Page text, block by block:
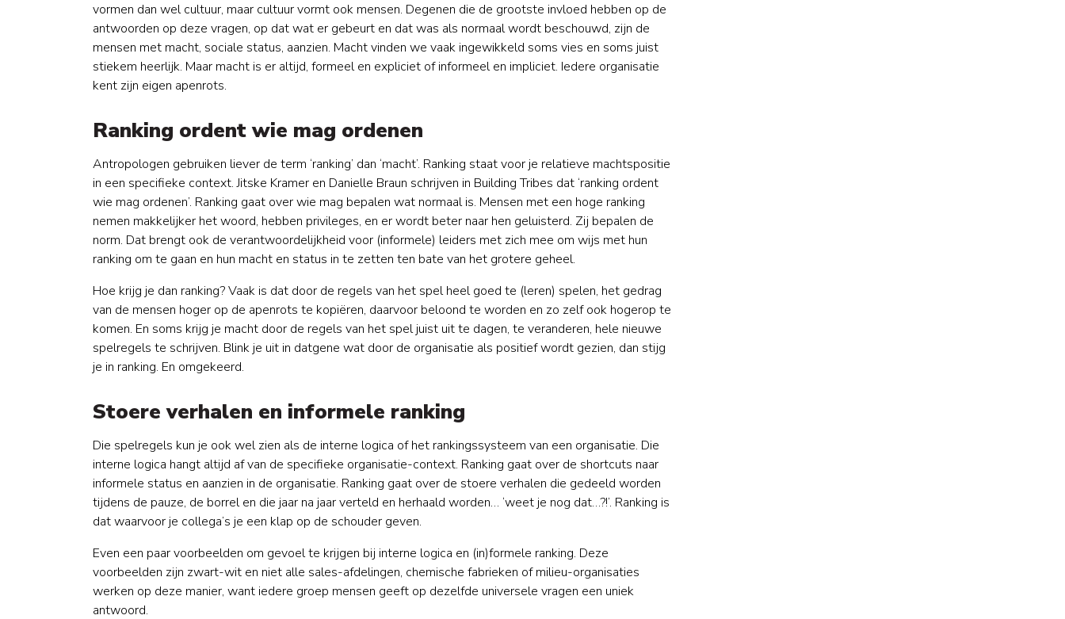
vormen dan wel cultuur, maar cultuur vormt ook mensen. Degenen die de grootste invloed hebben op de
antwoorden op deze vragen, op dat wat er gebeurt en dat was als normaal wordt beschouwd, zijn de
mensen met macht, sociale status, aanzien. Macht vinden we vaak ingewikkeld soms vies en soms juist
stiekem heerlijk. Maar macht is er altijd, formeel en expliciet of informeel en impliciet. Iedere organisatie
kent zijn eigen apenrots.
Ranking ordent wie mag ordenen
Antropologen gebruiken liever de term ‘ranking’ dan ‘macht’. Ranking staat voor je relatieve machtspositie
in een specifieke context. Jitske Kramer en Danielle Braun schrijven in Building Tribes dat ‘ranking ordent
wie mag ordenen’. Ranking gaat over wie mag bepalen wat normaal is. Mensen met een hoge ranking
nemen makkelijker het woord, hebben privileges, en er wordt beter naar hen geluisterd. Zij bepalen de
norm. Dat brengt ook de verantwoordelijkheid voor (informele) leiders met zich mee om wijs met hun
ranking om te gaan en hun macht en status in te zetten ten bate van het grotere geheel.
Hoe krijg je dan ranking? Vaak is dat door de regels van het spel heel goed te (leren) spelen, het gedrag
van de mensen hoger op de apenrots te kopiëren, daarvoor beloond te worden en zo zelf ook hogerop te
komen. En soms krijg je macht door de regels van het spel juist uit te dagen, te veranderen, hele nieuwe
spelregels te schrijven. Blink je uit in datgene wat door de organisatie als positief wordt gezien, dan stijg
je in ranking. En omgekeerd.
Stoere verhalen en informele ranking
Die spelregels kun je ook wel zien als de interne logica of het rankingssysteem van een organisatie. Die
interne logica hangt altijd af van de specifieke organisatie-context. Ranking gaat over de shortcuts naar
informele status en aanzien in de organisatie. Ranking gaat over de stoere verhalen die gedeeld worden
tijdens de pauze, de borrel en die jaar na jaar verteld en herhaald worden… ‘weet je nog dat…?!’. Ranking is
dat waarvoor je collega’s je een klap op de schouder geven.
Even een paar voorbeelden om gevoel te krijgen bij interne logica en (in)formele ranking. Deze
voorbeelden zijn zwart-wit en niet alle sales-afdelingen, chemische fabrieken of milieu-organisaties
werken op deze manier, want iedere groep mensen geeft op dezelfde universele vragen een uniek
antwoord.